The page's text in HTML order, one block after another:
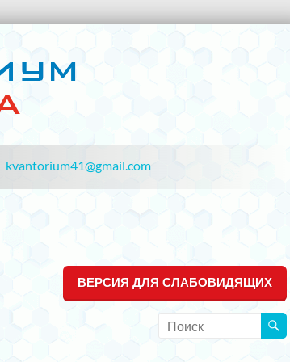
kvantorium41@gmail.com
ВЕРСИЯ ДЛЯ СЛАБОВИДЯЩИХ